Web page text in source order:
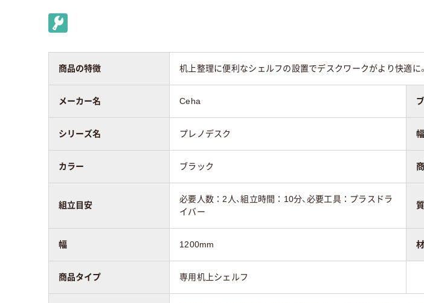
商品の特徴 机上整理に便利なシェルフの設置でデスクワークがより快適に
メーカー名 Ceha
シリーズ名 プレノデスク 幅
カラー ブラック
組立目安
必要人数：2人、組立時間：10分、必要工具：プラスドラ
イバー
幅 1200mm
商品タイプ 専用机上シェルフ